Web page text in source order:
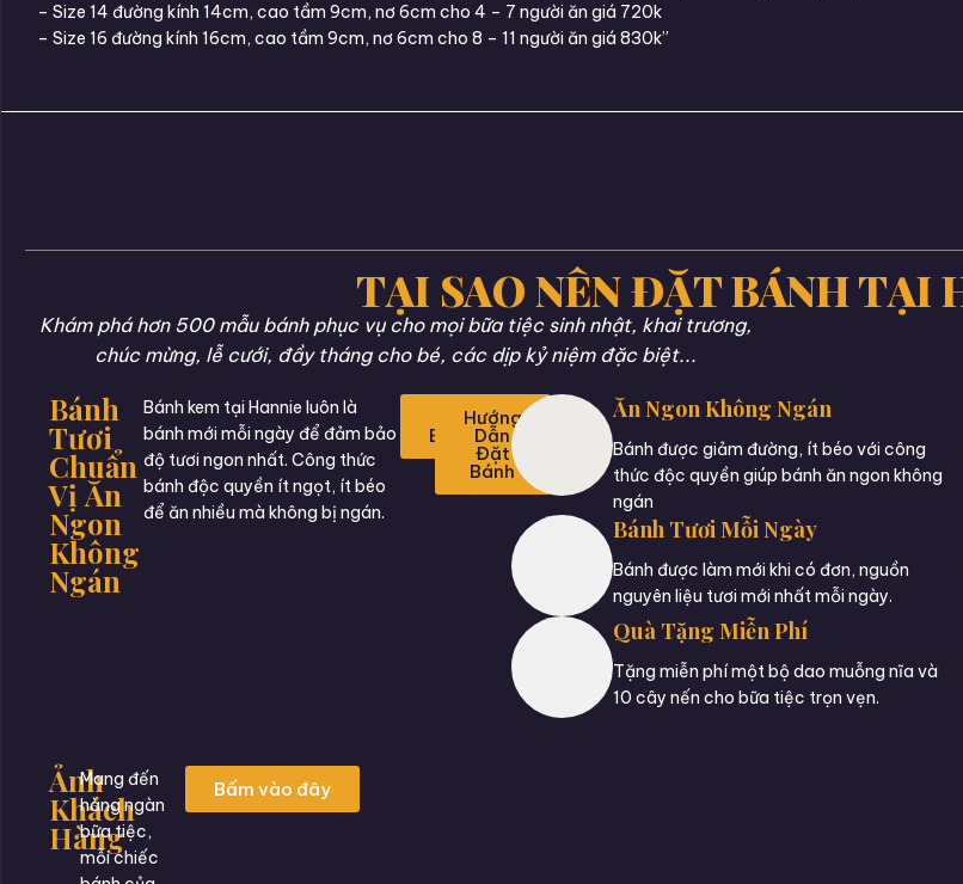
– Size 14 đường kính 14cm, cao tầm 9cm, nơ 6cm cho 4 – 7 người ăn giá 720k
– Size 16 đường kính 16cm, cao tầm 9cm, nơ 6cm cho 8 – 11 người ăn giá 830k”
TẠI SAO NÊN ĐẶT BÁNH TẠI
Khám phá hơn 500 mẫu bánh phục vụ cho mọi bữa tiệc sinh nhật, khai trương,
chúc mừng, lễ cưới, đầy tháng cho bé, các dịp kỷ niệm đặc biệt...
Bánh
Tươi
Chuẩn
Vị Ăn
Ngon
Không
Ngán
Bánh kem tại Hannie luôn là
bánh mới mỗi ngày để đảm bảo
độ tươi ngon nhất. Công thức
bánh độc quyền ít ngọt, ít béo
để ăn nhiều mà không bị ngán.
Đặt
Bánh
Hướng
Dẫn
Đặt
Bánh
Ăn Ngon Không Ngán
Bánh được giảm đường, ít béo với công
thức độc quyền giúp bánh ăn ngon không
ngán
Bánh Tươi Mỗi Ngày
Bánh được làm mới khi có đơn, nguồn
nguyên liệu tươi mới nhất mỗi ngày.
Quà Tặng Miễn Phí
Tặng miễn phí một bộ dao muỗng nĩa và
10 cây nến cho bữa tiệc trọn vẹn.
Ảnh
Khách
Hàng
Mang đến
hàng ngàn
bữa tiệc,
mỗi chiếc
Bấm vào đây